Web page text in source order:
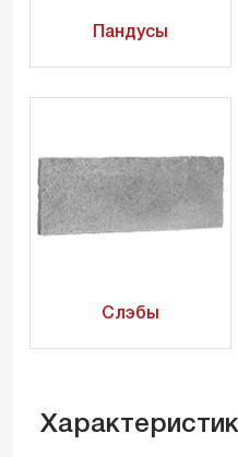
Пандусы
Слэбы